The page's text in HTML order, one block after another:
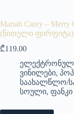
Mariah Carey – Merry
(წითელი ფირფიტა)
₾119.00
ვინილები,
საახალწლო/
სოული,ფანკი